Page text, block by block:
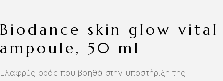
biodance skin glow vital
ampoule, 50 ml
Ελαφρύς ορός που βοηθά στην υποστήριξη της